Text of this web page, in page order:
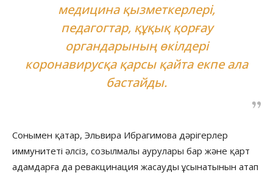
медицина қызметкерлері,
педагогтар, құқық қорғау
органдарының өкілдері
коронавирусқа қарсы қайта екпе ала
бастайды.
Сонымен қатар, Эльвира Ибрагимова дәрігерлер
иммунитеті әлсіз, созылмалы аурулары бар және қарт
адамдарға да ревакцинация жасауды ұсынатынын атап